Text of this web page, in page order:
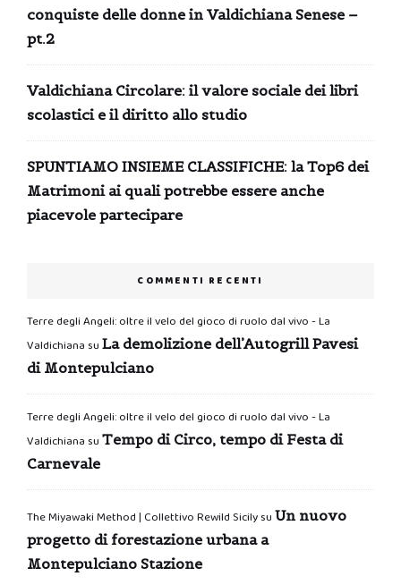
conquiste delle donne in Valdichiana Senese –
pt.2
Valdichiana Circolare: il valore sociale dei libri
scolastici e il diritto allo studio
SPUNTIAMO INSIEME CLASSIFICHE: la Top6 dei
Matrimoni ai quali potrebbe essere anche
piacevole partecipare
COMMENTI RECENTI
Terre degli Angeli: oltre il velo del gioco di ruolo dal vivo - La
Valdichiana su La demolizione dell’Autogrill Pavesi
di Montepulciano
Terre degli Angeli: oltre il velo del gioco di ruolo dal vivo - La
Valdichiana su Tempo di Circo, tempo di Festa di
Carnevale
The Miyawaki Method | Collettivo Rewild Sicilysu Un nuovo
progetto di forestazione urbana a
Montepulciano Stazione